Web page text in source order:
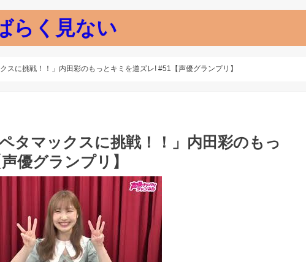
らく見ない
スに挑戦！！」内田彩のもっとキミを道ズレ! #51【声優グランプリ】
タマックスに挑戦！！」内田彩のもっ
優グランプリ】